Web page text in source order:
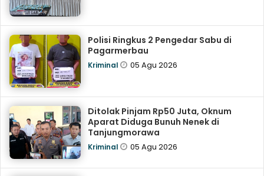
Polisi Ringkus 2 Pengedar Sabu di
Pagarmerbau
Kriminal 05 Agu 2026
Ditolak Pinjam Rp50 Juta, Oknum
Aparat Diduga Bunuh Nenek di
Tanjungmorawa
Kriminal 05 Agu 2026